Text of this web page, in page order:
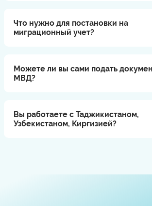
Что нужно для постановки на
миграционный учет?
Можете ли вы сами подать
МВД?
Вы работаете с Таджикистаном,
Узбекистаном, Киргизией?